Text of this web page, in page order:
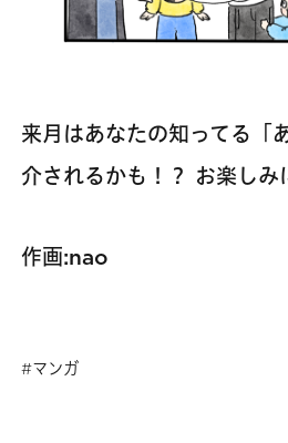
来月はあなたの知ってる「
介されるかも！？ お楽しみ
作画:nao
マンガ